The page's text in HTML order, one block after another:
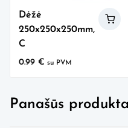
Dėžė
250x250x250mm,
C
0.99€ su PVM
Panašūs